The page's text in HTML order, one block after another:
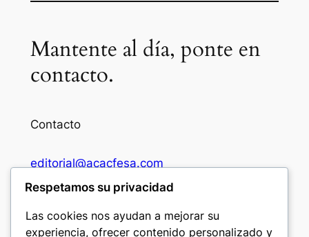
Mantente al día, ponte en
contacto.
Contacto
editorial@acacfesa.com
Respetamos su privacidad
Las cookies nos ayudan a mejorar su
experiencia, ofrecer contenido personalizado y